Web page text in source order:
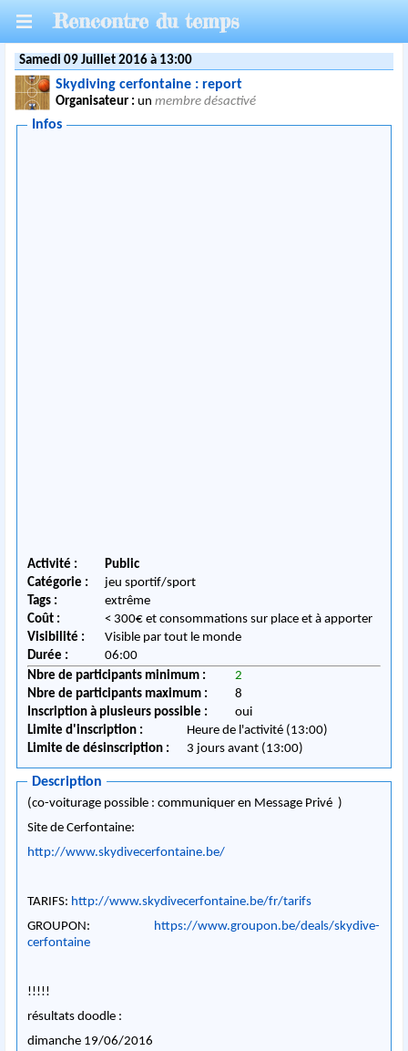
Rencontre du temps
Samedi 09 Juillet 2016 à 13:00
Skydiving cerfontaine : report
Organisateur : unmembre désactivé
Infos
Activité :
Public
Catégorie :
jeu sportif/sport
Tags :
extrême
Coût :
< 300€ et consommations sur place et à apporter
Visibilité :
Visible par tout le monde
Durée :
06:00
Nbre de participants minimum :
2
Nbre de participants maximum :
8
Inscription à plusieurs possible :
oui
Limite d'inscription :
Heure de l'activité (13:00)
Limite de désinscription :
3 jours avant (13:00)
Description
(co-voiturage possible : communiquer en Message Privé )
Site de Cerfontaine:
http://www.skydivecerfontaine.be/
TARIFS: http://www.skydivecerfontaine.be/fr/tarifs
GROUPON:
https://www.groupon.be/deals/skydive-
cerfontaine
!!!!!
résultats doodle :
dimanche 19/06/2016